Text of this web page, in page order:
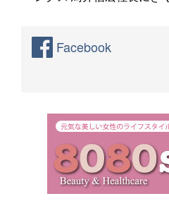
Facebook